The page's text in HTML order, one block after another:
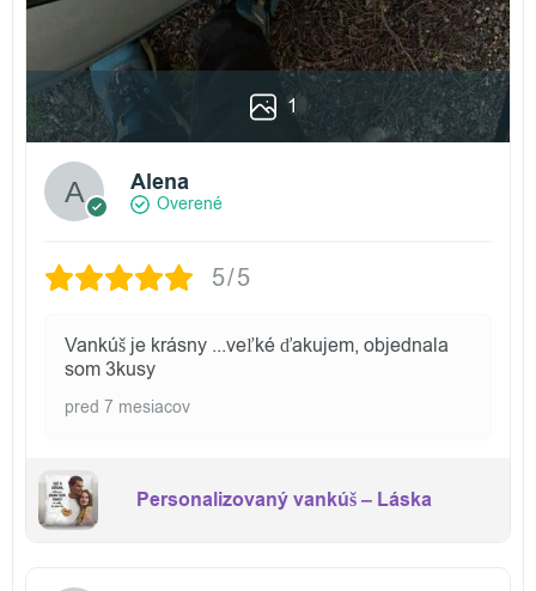
1
Alena
Overené
5/5
Vankúš je krásny ...veľké ďakujem, objednala
som 3kusy
pred 7 mesiacov
Personalizovaný vankúš – Láska